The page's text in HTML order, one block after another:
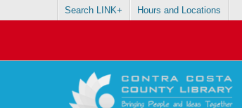
Search LINK+ Hours and Locations